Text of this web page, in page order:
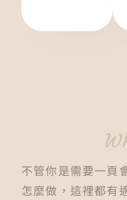
不管你是需要一頁
怎麼做，這裡都有